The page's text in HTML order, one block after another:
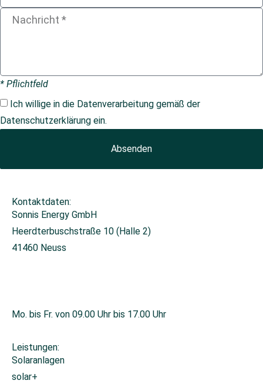
* Pflichtfeld
Ich willige in die Datenverarbeitung gemäß der
Datenschutzerklärung ein.
Absenden
Kontaktdaten:
Sonnis Energy GmbH
Heerdterbuschstraße 10 (Halle 2)
41460 Neuss
Mo. bis Fr. von 09.00 Uhr bis 17.00 Uhr
Leistungen:
Solaranlagen
solar+